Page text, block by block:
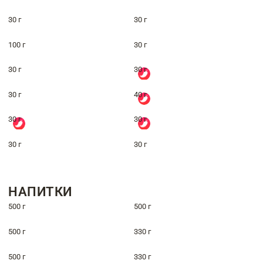
30 г 30 г
100 г 30 г
30 г 30 г
30 г 40 г
30 г 30 г
30 г 30 г
НАПИТКИ
500 г 500 г
500 г 330 г
500 г 330 г